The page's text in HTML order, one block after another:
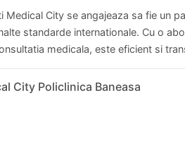
Medical City se angajeaza sa fie un
standarde internationale. Cu o
medicala, este eficient si
City Policlinica Baneasa